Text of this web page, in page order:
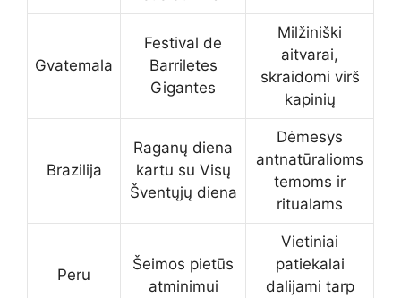
Gvatemala
Festival de
Barriletes
Gigantes
Milžiniški
aitvarai,
skraidomi virš
kapinių
Brazilija
Raganų diena
kartu su Visų
Šventųjų diena
Dėmesys
antnatūralioms
temoms ir
ritualams
Peru
Šeimos pietūs
atminimui
Vietiniai
patiekalai
dalijami tarp